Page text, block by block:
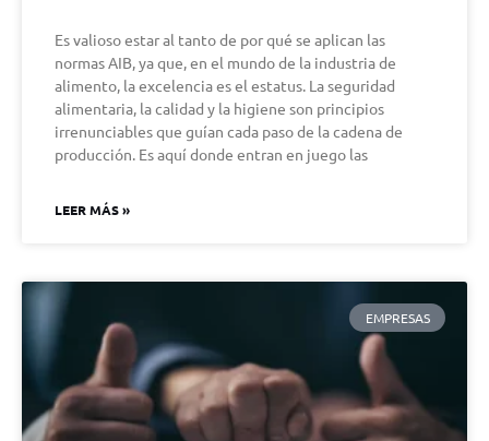
Es valioso estar al tanto de por qué se aplican las
normas AIB, ya que, en el mundo de la industria de
alimento, la excelencia es el estatus. La seguridad
alimentaria, la calidad y la higiene son principios
irrenunciables que guían cada paso de la cadena de
producción. Es aquí donde entran en juego las
LEER MÁS »
EMPRESAS